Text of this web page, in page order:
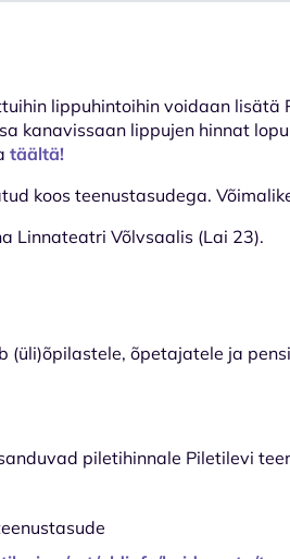
lippuhintoihin voidaan lisätä
kanavissaan lippujen hinnat
täältä!
koos teenustasudega.
Linnateatri Võlvsaalis (Lai 23).
(üli)õpilastele, õpetajatele ja
piletihinnale Piletilevi